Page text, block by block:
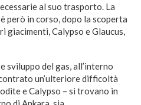
al suo trasporto. La
però in corso, dopo la scoperta
Calypso e Glaucus,
sviluppo del gas, all’interno
un’ulteriore difficoltà
e Calypso – si trovano in